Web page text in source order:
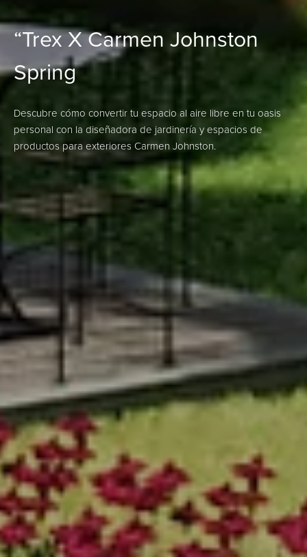
“Trex X Carmen Johnston
Spring
Descubre cómo convertir tu espacio al aire libre en tu oasis
personal con la diseñadora de jardinería y espacios de
productos para exteriores Carmen Johnston.